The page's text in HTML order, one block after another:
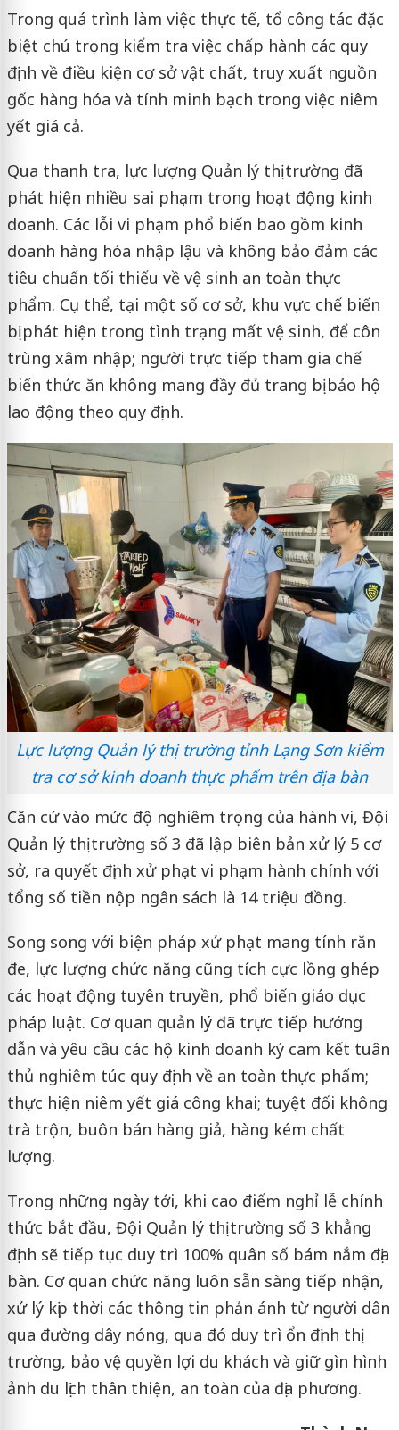
Trong quá trình làm việc thực tế, tổ công tác đặc
biệt chú trọng kiểm tra việc chấp hành các quy
định về điều kiện cơ sở vật chất, truy xuất nguồn
gốc hàng hóa và tính minh bạch trong việc niêm
yết giá cả.
Qua thanh tra, lực lượng Quản lý thị trường đã
phát hiện nhiều sai phạm trong hoạt động kinh
doanh. Các lỗi vi phạm phổ biến bao gồm kinh
doanh hàng hóa nhập lậu và không bảo đảm các
tiêu chuẩn tối thiểu về vệ sinh an toàn thực
phẩm. Cụ thể, tại một số cơ sở, khu vực chế biến
bị phát hiện trong tình trạng mất vệ sinh, để côn
trùng xâm nhập; người trực tiếp tham gia chế
biến thức ăn không mang đầy đủ trang bị bảo hộ
lao động theo quy định.
Lực lượng Quản lý thị trường tỉnh Lạng Sơn kiểm
tra cơ sở kinh doanh thực phẩm trên địa bàn
Căn cứ vào mức độ nghiêm trọng của hành vi, Đội
Quản lý thị trường số 3 đã lập biên bản xử lý 5 cơ
sở, ra quyết định xử phạt vi phạm hành chính với
tổng số tiền nộp ngân sách là 14 triệu đồng.
Song song với biện pháp xử phạt mang tính răn
đe, lực lượng chức năng cũng tích cực lồng ghép
các hoạt động tuyên truyền, phổ biến giáo dục
pháp luật. Cơ quan quản lý đã trực tiếp hướng
dẫn và yêu cầu các hộ kinh doanh ký cam kết tuân
thủ nghiêm túc quy định về an toàn thực phẩm;
thực hiện niêm yết giá công khai; tuyệt đối không
trà trộn, buôn bán hàng giả, hàng kém chất
lượng.
Trong những ngày tới, khi cao điểm nghỉ lễ chính
thức bắt đầu, Đội Quản lý thị trường số 3 khẳng
định sẽ tiếp tục duy trì 100% quân số bám nắm địa
bàn. Cơ quan chức năng luôn sẵn sàng tiếp nhận,
xử lý kịp thời các thông tin phản ánh từ người dân
qua đường dây nóng, qua đó duy trì ổn định thị
trường, bảo vệ quyền lợi du khách và giữ gìn hình
ảnh du lịch thân thiện, an toàn của địa phương.